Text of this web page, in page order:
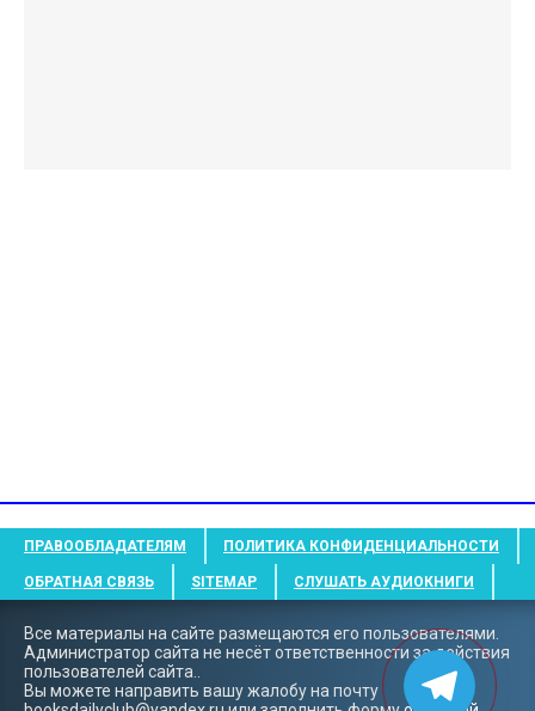
ПРАВООБЛАДАТЕЛЯМ ПОЛИТИКА КОНФИДЕНЦИАЛЬНОСТИ
ОБРАТНАЯ СВЯЗЬ SITEMAP СЛУШАТЬ АУДИОКНИГИ
Все материалы на сайте размещаются его пользователями.
Администратор сайта не несёт ответственности за действия
пользователей сайта..
Вы можете направить вашу жалобу на почту